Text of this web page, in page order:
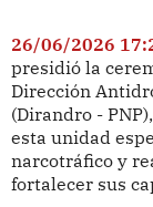
26/06/2026
presidió la
Dirección
(Dirandro -
esta unidad
narcotráfico y
fortalecer sus